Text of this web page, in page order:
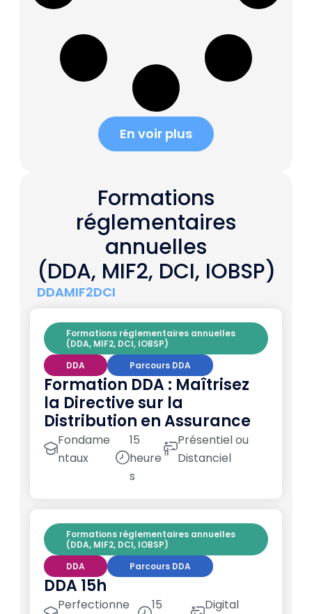
En voir plus
Formations
réglementaires
annuelles
(DDA, MIF2, DCI, IOBSP)
DDAMIF2DCI
Formations réglementaires annuelles
(DDA, MIF2, DCI, IOBSP)
DDA
Parcours DDA
Formation DDA : Maîtrisez
la Directive sur la
Distribution en Assurance
Fondame
ntaux
15
heure
s
Présentiel ou
Distanciel
Formations réglementaires annuelles
(DDA, MIF2, DCI, IOBSP)
DDA
Parcours DDA
DDA 15h
Perfectionne
15
Digital